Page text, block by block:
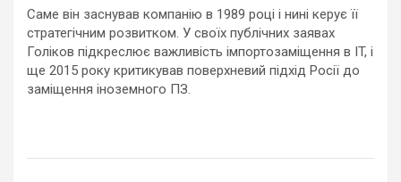
Саме він заснував компанію в 1989 році і нині керує її
стратегічним розвитком. У своїх публічних заявах
Голіков підкреслює важливість імпортозаміщення в IT, і
ще 2015 року критикував поверхневий підхід Росії до
заміщення іноземного ПЗ.